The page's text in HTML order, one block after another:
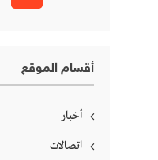
أقسام الموقع
أخبار
اتصالات